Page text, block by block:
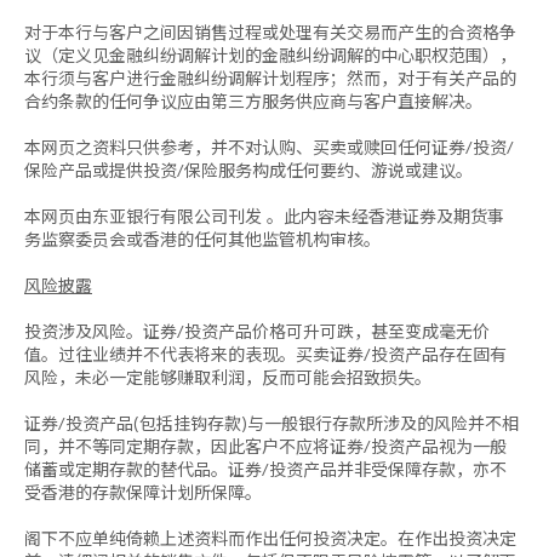
对于本行与客户之间因销售过程或处理有关交易而产生的合资格争
议（定义见金融纠纷调解计划的金融纠纷调解的中心职权范围），
本行须与客户进行金融纠纷调解计划程序；然而，对于有关产品的
合约条款的任何争议应由第三方服务供应商与客户直接解决。
本网页之资料只供参考，并不对认购、买卖或赎回任何证券/投资/
保险产品或提供投资/保险服务构成任何要约、游说或建议。
本网页由东亚银行有限公司刊发 。此内容未经香港证券及期货事
务监察委员会或香港的任何其他监管机构审核。
风险披露
投资涉及风险。证券/投资产品价格可升可跌，甚至变成毫无价
值。过往业绩并不代表将来的表现。买卖证券/投资产品存在固有
风险，未必一定能够赚取利润，反而可能会招致损失。
证券/投资产品(包括挂钩存款)与一般银行存款所涉及的风险并不相
同，并不等同定期存款，因此客户不应将证券/投资产品视为一般
储蓄或定期存款的替代品。证券/投资产品并非受保障存款，亦不
受香港的存款保障计划所保障。
阁下不应单纯倚赖上述资料而作出任何投资决定。在作出投资决定